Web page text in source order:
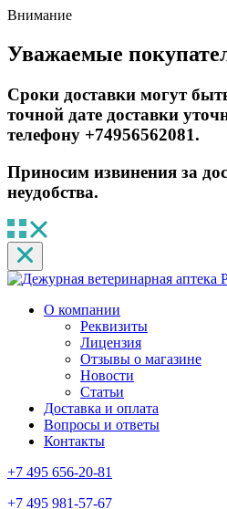
Внимание
Уважаемые
Сроки доставки могут
точной дате доставки
телефону +74956562081.
Приносим извинения за
неудобства.
О компании
Реквизиты
Лицензия
Отзывы о магазине
Новости
Статьи
Доставка и оплата
Вопросы и ответы
Контакты
+7 495 656-20-81
+7 495 981-57-67